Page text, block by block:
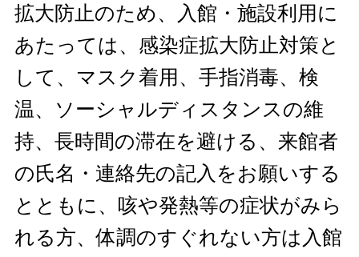
拡大防止のため、入館・施設利用に
あたっては、感染症拡大防止対策と
して、マスク着用、手指消毒、検
温、ソーシャルディスタンスの維
持、長時間の滞在を避ける、来館者
の氏名・連絡先の記入をお願いする
とともに、咳や発熱等の症状がみら
れる方、体調のすぐれない方は入館